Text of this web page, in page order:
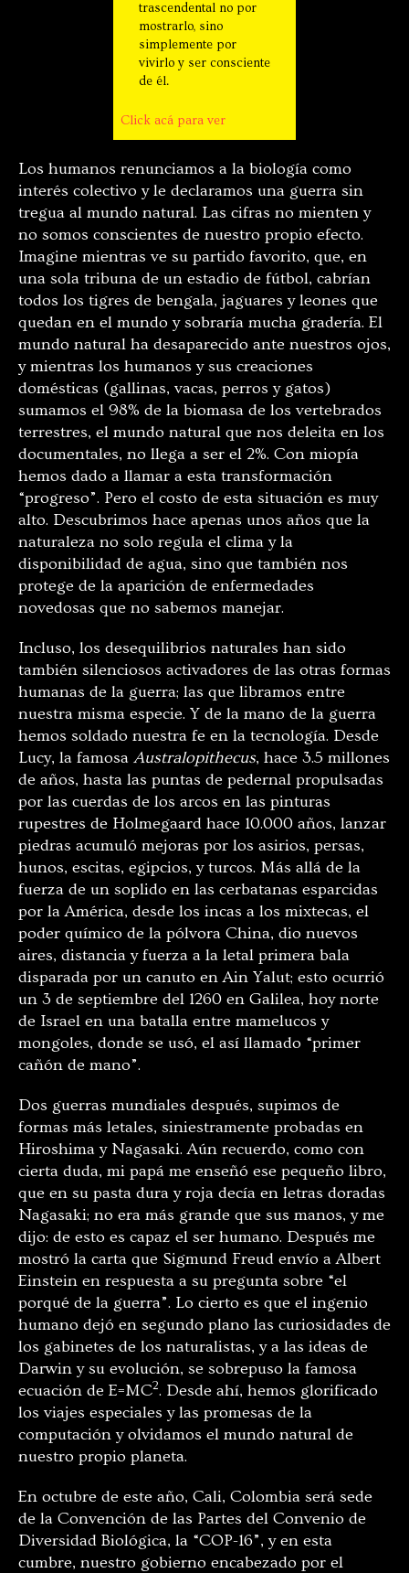
trascendental no por
mostrarlo, sino
simplemente por
vivirlo y ser consciente
de él.
Click acá para ver
Los humanos renunciamos a la biología como
interés colectivo y le declaramos una guerra sin
tregua al mundo natural. Las cifras no mienten y
no somos conscientes de nuestro propio efecto.
Imagine mientras ve su partido favorito, que, en
una sola tribuna de un estadio de fútbol, cabrían
todos los tigres de bengala, jaguares y leones que
quedan en el mundo y sobraría mucha gradería. El
mundo natural ha desaparecido ante nuestros ojos,
y mientras los humanos y sus creaciones
domésticas (gallinas, vacas, perros y gatos)
sumamos el 98% de la biomasa de los vertebrados
terrestres, el mundo natural que nos deleita en los
documentales, no llega a ser el 2%. Con miopía
hemos dado a llamar a esta transformación
“progreso”. Pero el costo de esta situación es muy
alto. Descubrimos hace apenas unos años que la
naturaleza no solo regula el clima y la
disponibilidad de agua, sino que también nos
protege de la aparición de enfermedades
novedosas que no sabemos manejar.
Incluso, los desequilibrios naturales han sido
también silenciosos activadores de las otras formas
humanas de la guerra; las que libramos entre
nuestra misma especie. Y de la mano de la guerra
hemos soldado nuestra fe en la tecnología. Desde
Lucy, la famosa Australopithecus, hace 3.5 millones
de años, hasta las puntas de pedernal propulsadas
por las cuerdas de los arcos en las pinturas
rupestres de Holmegaard hace 10.000 años, lanzar
piedras acumuló mejoras por los asirios, persas,
hunos, escitas, egipcios, y turcos. Más allá de la
fuerza de un soplido en las cerbatanas esparcidas
por la América, desde los incas a los mixtecas, el
poder químico de la pólvora China, dio nuevos
aires, distancia y fuerza a la letal primera bala
disparada por un canuto en Ain Yalut; esto ocurrió
un 3 de septiembre del 1260 en Galilea, hoy norte
de Israel en una batalla entre mamelucos y
mongoles, donde se usó, el así llamado “primer
cañón de mano”.
Dos guerras mundiales después, supimos de
formas más letales, siniestramente probadas en
Hiroshima y Nagasaki. Aún recuerdo, como con
cierta duda, mi papá me enseñó ese pequeño libro,
que en su pasta dura y roja decía en letras doradas
Nagasaki; no era más grande que sus manos, y me
dijo: de esto es capaz el ser humano. Después me
mostró la carta que Sigmund Freud envío a Albert
Einstein en respuesta a su pregunta sobre “el
porqué de la guerra”. Lo cierto es que el ingenio
humano dejó en segundo plano las curiosidades de
los gabinetes de los naturalistas, y a las ideas de
Darwin y su evolución, se sobrepuso la famosa
ecuación de E=MC2. Desde ahí, hemos glorificado
los viajes especiales y las promesas de la
computación y olvidamos el mundo natural de
nuestro propio planeta.
En octubre de este año, Cali, Colombia será sede
de la Convención de las Partes del Convenio de
Diversidad Biológica, la “COP-16”, y en esta
cumbre, nuestro gobierno encabezado por el